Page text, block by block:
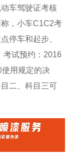
车驾驶证考核
，小车C1C2考
停车和起步、
考试预约：2016
用规定的决
二、科目三可